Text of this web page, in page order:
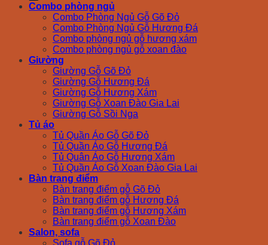
Combo phòng ngủ
Combo Phòng Ngủ Gỗ Gõ Đỏ
Combo Phòng Ngủ Gỗ Hương Đá
Combo phòng ngủ gỗ hương xám
Combo phòng ngủ gỗ xoan đào
Giường
Giường Gỗ Gõ Đỏ
Giường Gỗ Hương Đá
Giường Gỗ Hương Xám
Giường Gỗ Xoan Đào Gia Lai
Giường Gỗ Sồi Nga
Tủ áo
Tủ Quần Áo Gỗ Gõ Đỏ
Tủ Quần Áo Gỗ Hương Đá
Tủ Quân Áo Gỗ Hương Xám
Tủ Quần Áo Gỗ Xoan Đào Gia Lai
Bàn trang điểm
Bàn trang điểm gỗ Gõ Đỏ
Bàn trang điểm gỗ Hương Đá
Bàn trang điểm gỗ Hương Xám
Bàn trang điểm gỗ Xoan Đào
Salon, sofa
Sofa gỗ Gõ Đỏ